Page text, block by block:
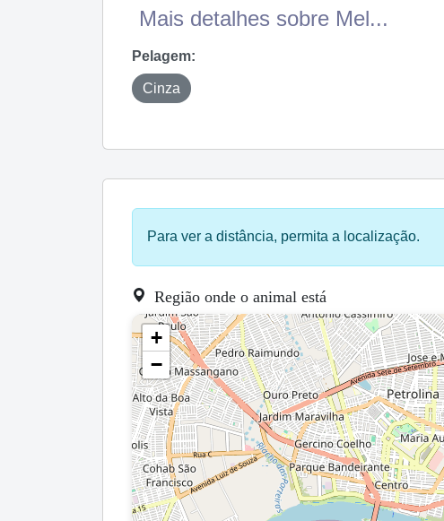
Mais detalhes sobre Mel...
Pelagem:
Cinza
Para ver a distância, permita a localização.
Região onde o animal está
+
−